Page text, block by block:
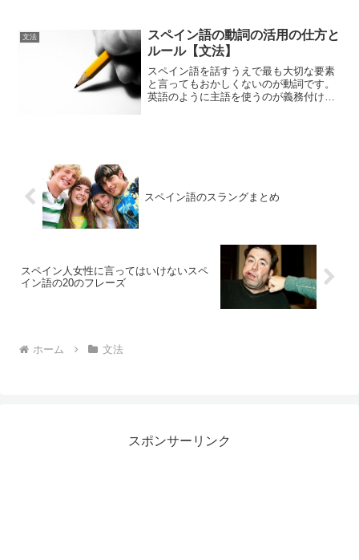
文法
スペイン語の動詞の活用の仕方と
ルール【文法】
スペイン語を話すうえで最も大切な要素
と言ってもおかしくないのが動詞です。
英語のように主語を使うのが義務付けら
スペイン語のスラングまとめ
スペイン人女性に言ってはいけないスペ
イン語の20のフレーズ
ホーム 文法
スポンサーリンク